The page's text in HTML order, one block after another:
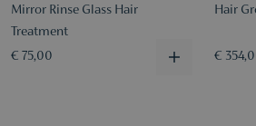
Mirror Rinse Glass Hair
Treatment
€ 75,00
Hair
€